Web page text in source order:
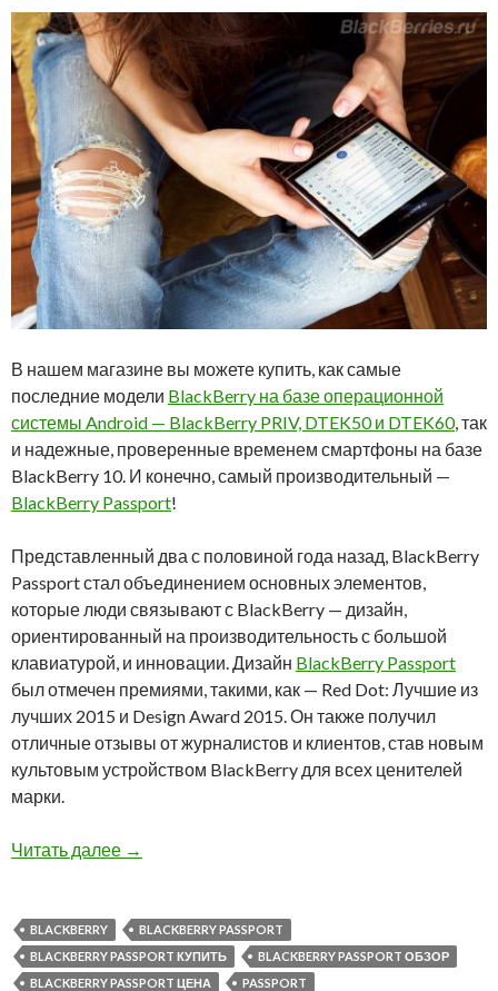
В нашем магазине вы можете купить, как самые
последние модели BlackBerry на базе операционной
системы Android — BlackBerry PRIV, DTEK50 и DTEK60, так
и надежные, проверенные временем смартфоны на базе
BlackBerry 10. И конечно, самый производительный —
BlackBerry Passport!
Представленный два с половиной года назад, BlackBerry
Passport стал объединением основных элементов,
которые люди связывают с BlackBerry — дизайн,
ориентированный на производительность с большой
клавиатурой, и инновации. Дизайн BlackBerry Passport
был отмечен премиями, такими, как — Red Dot: Лучшие из
лучших 2015 и Design Award 2015. Он также получил
отличные отзывы от журналистов и клиентов, став новым
культовым устройством BlackBerry для всех ценителей
марки.
Читать далее Все модели BlackBerry Passport в наличии в
→
BLACKBERRY
BLACKBERRY PASSPORT
BLACKBERRY PASSPORT КУПИТЬ
BLACKBERRY PASSPORT ОБЗОР
BLACKBERRY PASSPORT ЦЕНА
PASSPORT